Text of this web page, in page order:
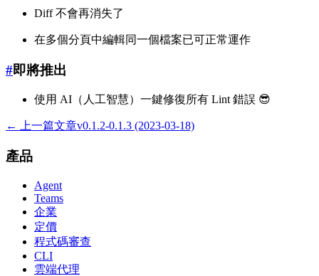
Diff 不會再消失了
在多個分頁中編輯同一個檔案已可正常運作
#即將推出
使用 AI（人工智慧）一鍵修復所有 Lint 錯誤 😎
← 上一篇文章v0.1.2-0.1.3 (2023-03-18)
產品
Agent
Teams
企業
定價
程式碼審查
CLI
雲端代理